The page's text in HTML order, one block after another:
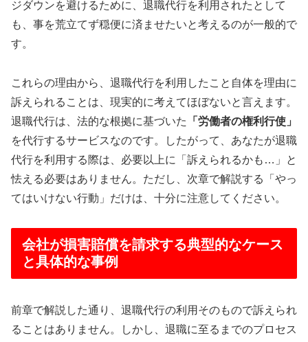
ジダウンを避けるために、退職代行を利用されたとして
も、事を荒立てず穏便に済ませたいと考えるのが一般的で
す。
これらの理由から、退職代行を利用したこと自体を理由に
訴えられることは、現実的に考えてほぼないと言えます。
退職代行は、法的な根拠に基づいた
「労働者の権利行使」
を代行するサービスなのです。したがって、あなたが退職
代行を利用する際は、必要以上に「訴えられるかも…」と
怯える必要はありません。ただし、次章で解説する「やっ
てはいけない行動」だけは、十分に注意してください。
会社が損害賠償を請求する典型的なケース
と具体的な事例
前章で解説した通り、退職代行の利用そのもので訴えられ
ることはありません。しかし、退職に至るまでのプロセス